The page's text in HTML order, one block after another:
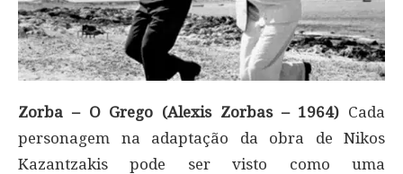
Zorba – O Grego (Alexis Zorbas – 1964) Cada
personagem na adaptação da obra de Nikos
Kazantzakis pode ser visto como uma